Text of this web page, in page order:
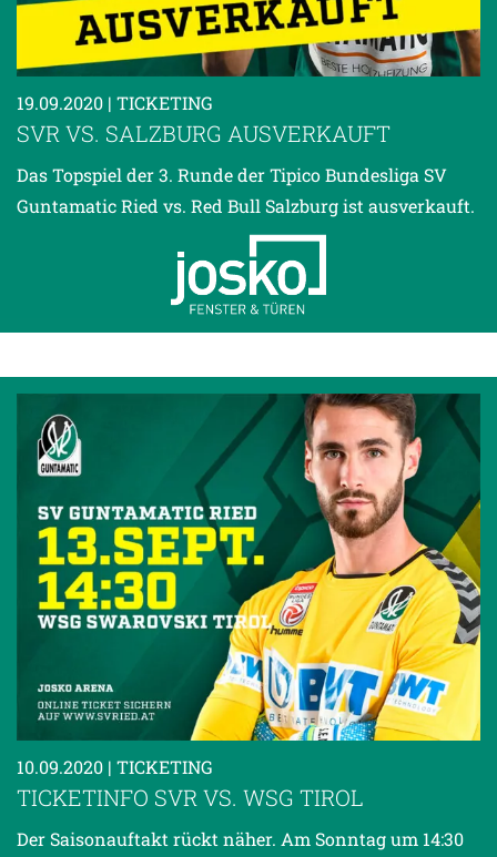
19.09.2020 | TICKETING
SVR VS. SALZBURG AUSVERKAUFT
Das Topspiel der 3. Runde der Tipico Bundesliga SV
Guntamatic Ried vs. Red Bull Salzburg ist ausverkauft.
10.09.2020 | TICKETING
TICKETINFO SVR VS. WSG TIROL
Der Saisonauftakt rückt näher. Am Sonntag um 14:30